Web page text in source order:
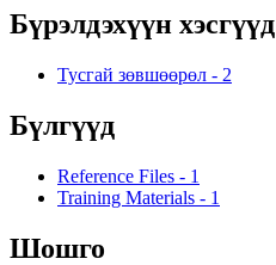
Бүрэлдэхүүн хэсгүүд
Тусгай зөвшөөрөл - 2
Бүлгүүд
Reference Files - 1
Training Materials - 1
Шошго